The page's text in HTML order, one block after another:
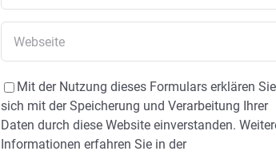
Mit der Nutzung dieses Formulars erklären Sie
sich mit der Speicherung und Verarbeitung Ihrer
Daten durch diese Website einverstanden.
Informationen erfahren Sie in der